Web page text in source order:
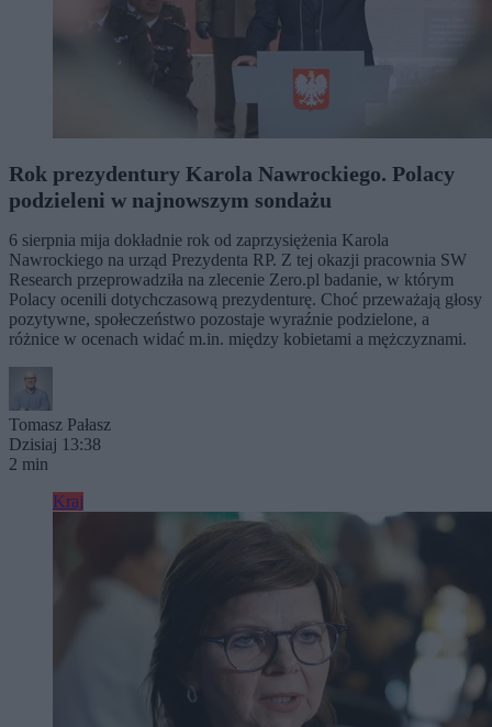
Rok prezydentury Karola Nawrockiego. Polacy
podzieleni w najnowszym sondażu
6 sierpnia mija dokładnie rok od zaprzysiężenia Karola
Nawrockiego na urząd Prezydenta RP. Z tej okazji pracownia SW
Research przeprowadziła na zlecenie Zero.pl badanie, w którym
Polacy ocenili dotychczasową prezydenturę. Choć przeważają głosy
pozytywne, społeczeństwo pozostaje wyraźnie podzielone, a
różnice w ocenach widać m.in. między kobietami a mężczyznami.
Tomasz Pałasz
Dzisiaj 13:38
2 min
Kraj